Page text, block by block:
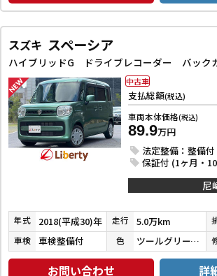
スズキ スペーシア
支払総額(税込)
車両本体価格(税込)
89.9万円
法定整備：整備付
保証付 (1ヶ月・
中古車
尼
年式 2018(平成30)年 走行 5.0万km
車検 車検整備付 色 ツールグリーンパールメタリック
お問い合わせ 詳